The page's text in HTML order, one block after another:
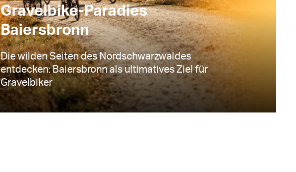
Gravelbike-Paradies
Baiersbronn
Die wilden Seiten des Nordschwarzwaldes
entdecken: Baiersbronn als ultimatives Ziel für
Gravelbiker